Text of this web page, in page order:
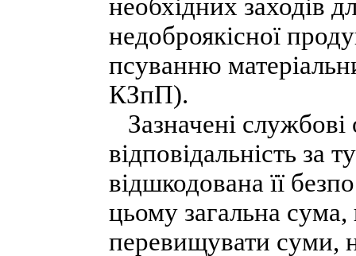
необхідних заходів
недоброякісної
псуванню
КЗпП).
Зазначені службові
відповідальність за
відшкодована її
цьому загальна
перевищувати суми,